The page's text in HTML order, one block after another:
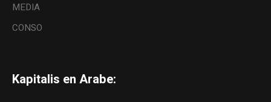
MEDIA
CONSO
Kapitalis en Arabe: